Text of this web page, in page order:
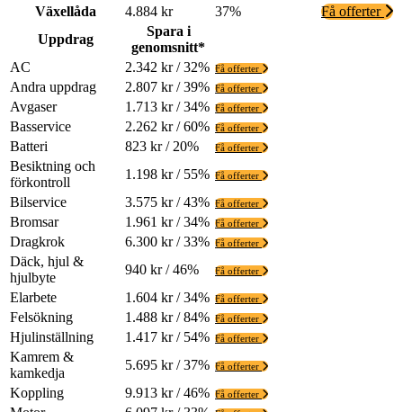
Växellåda
4.884 kr 37%
Få offerter
Uppdrag
Spara i
genomsnitt*
AC
2.342 kr / 32% Få offerter
Andra uppdrag 2.807 kr / 39% Få offerter
Avgaser 1.713 kr / 34% Få offerter
Basservice 2.262 kr / 60% Få offerter
Batteri 823 kr / 20% Få offerter
Besiktning och
förkontroll
1.198 kr / 55% Få offerter
Bilservice 3.575 kr / 43% Få offerter
Bromsar 1.961 kr / 34% Få offerter
Dragkrok 6.300 kr / 33% Få offerter
Däck, hjul &
hjulbyte
940 kr / 46% Få offerter
Elarbete 1.604 kr / 34% Få offerter
Felsökning 1.488 kr / 84% Få offerter
Hjulinställning 1.417 kr / 54% Få offerter
Kamrem &
kamkedja
5.695 kr / 37% Få offerter
Koppling 9.913 kr / 46% Få offerter